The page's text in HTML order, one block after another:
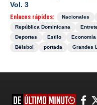
Vol. 3
Enlaces rápidos: Nacionales
República Dominicana
Deportes
Estilo Economía
Béisbol
portada Grandes